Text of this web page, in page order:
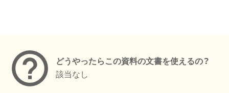
どうやったらこの資料の文書を使えるの？
該当なし